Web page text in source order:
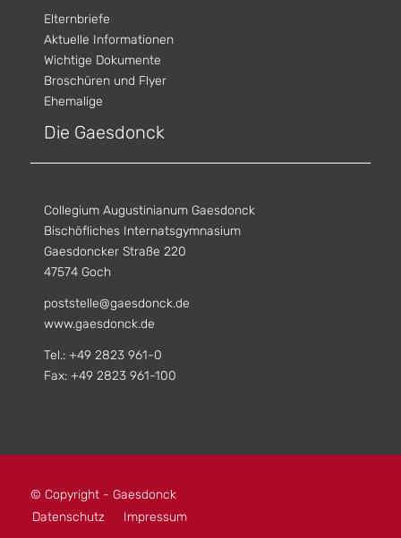
Elternbriefe
Aktuelle Informationen
Wichtige Dokumente
Broschüren und Flyer
Ehemalige
Die Gaesdonck
Collegium Augustinianum Gaesdonck
Bischöfliches Internatsgymnasium
Gaesdoncker Straße 220
47574 Goch
poststelle@gaesdonck.de
www.gaesdonck.de
Tel.: +49 2823 961-0
Fax: +49 2823 961-100
© Copyright - Gaesdonck
Datenschutz
Impressum